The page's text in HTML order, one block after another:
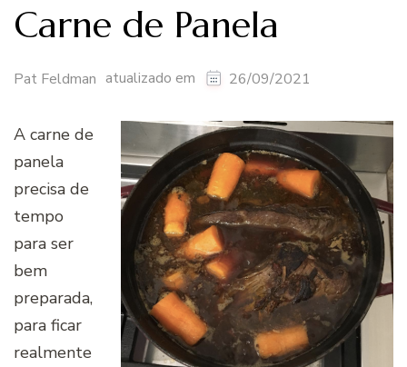
Carne de Panela
Pat Feldman atualizado em 26/09/2021
A carne de
panela
precisa de
tempo
para ser
bem
preparada,
para ficar
realmente